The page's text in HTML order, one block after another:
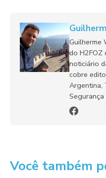
Guilherme
do H2FOZ
noticiário
cobre
Argentina,
Segurança
Você também